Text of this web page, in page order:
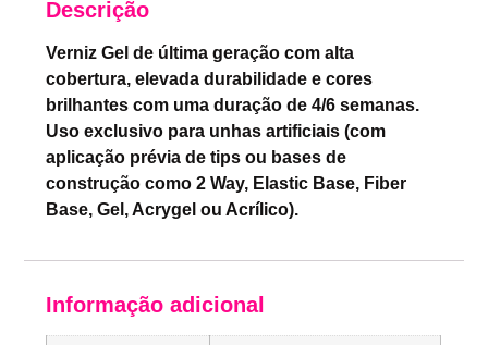
Descrição
Verniz Gel de última geração com alta
cobertura, elevada durabilidade e cores
brilhantes com uma duração de 4/6 semanas.
Uso exclusivo para unhas artificiais (com
aplicação prévia de tips ou bases de
construção como 2 Way, Elastic Base, Fiber
Base, Gel, Acrygel ou Acrílico).
Informação adicional